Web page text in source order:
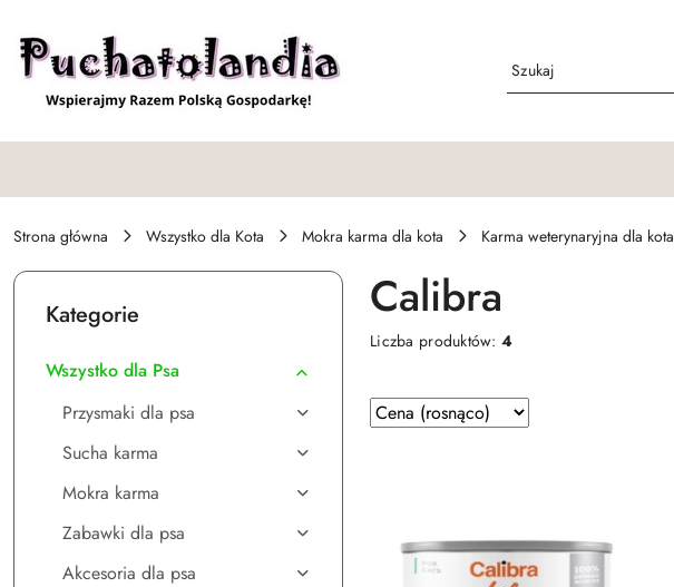
Strona główna Wszystko dla Kota Mokra karma dla kota Karma weterynaryjna dla kota
Kategorie
Wszystko dla Psa
Przysmaki dla psa
Sucha karma
Mokra karma
Zabawki dla psa
Akcesoria dla psa
Calibra
Liczba produktów:4
Zastosowano
sortowanie:
Sortuj
według